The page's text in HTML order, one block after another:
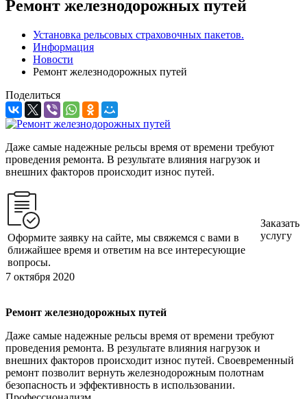
Ремонт железнодорожных путей
Установка рельсовых страховочных пакетов.
Информация
Новости
Ремонт железнодорожных путей
Поделиться
Даже самые надежные рельсы время от времени требуют
проведения ремонта. В результате влияния нагрузок и
внешних факторов происходит износ путей.
Оформите заявку на сайте, мы свяжемся с вами в
ближайшее время и ответим на все интересующие
вопросы.
Заказать
услугу
7 октября 2020
Ремонт железнодорожных путей
Даже самые надежные рельсы время от времени требуют
проведения ремонта. В результате влияния нагрузок и
внешних факторов происходит износ путей. Своевременный
ремонт позволит вернуть железнодорожным полотнам
безопасность и эффективность в использовании.